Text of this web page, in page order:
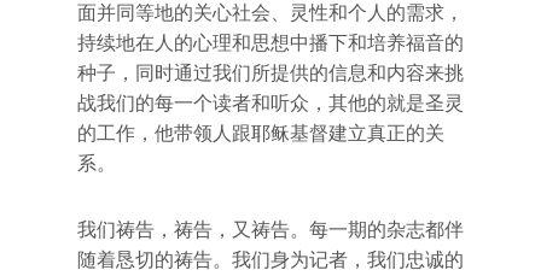
面并同等地的关心社会、灵性和个人的需求，
持续地在人的心理和思想中播下和培养福音的
种子，同时通过我们所提供的信息和内容来挑
战我们的每一个读者和听众，其他的就是圣灵
的工作，他带领人跟耶稣基督建立真正的关
系。
我们祷告，祷告，又祷告。每一期的杂志都伴
随着恳切的祷告。我们身为记者，我们忠诚的